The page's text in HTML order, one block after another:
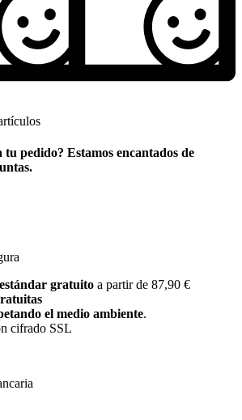
tu pedido? Estamos encantados de
gratuito a partir de 87,90 €
el medio ambiente.
cifrado SSL